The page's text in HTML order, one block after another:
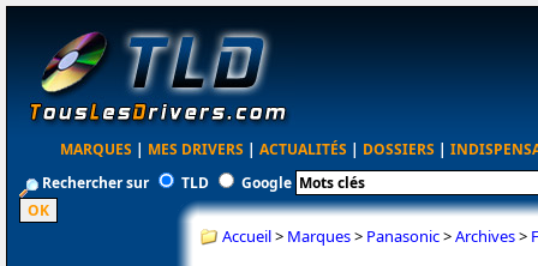
MARQUES | MES DRIVERS | ACTUALITÉS | DOSSIERS |
Rechercher sur
TLD Google
Accueil> Marques> Panasonic>Archives>